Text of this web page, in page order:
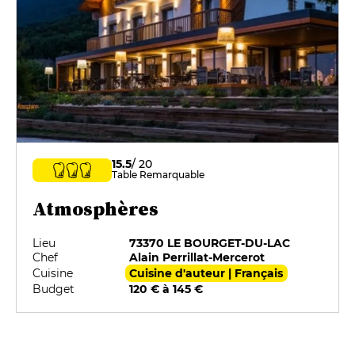
15.5/ 20
Table Remarquable
Atmosphères
Lieu
73370 LE BOURGET-DU-LAC
Chef
Alain Perrillat-Mercerot
Cuisine
Cuisine d'auteur | Français
Budget
120 € à 145 €